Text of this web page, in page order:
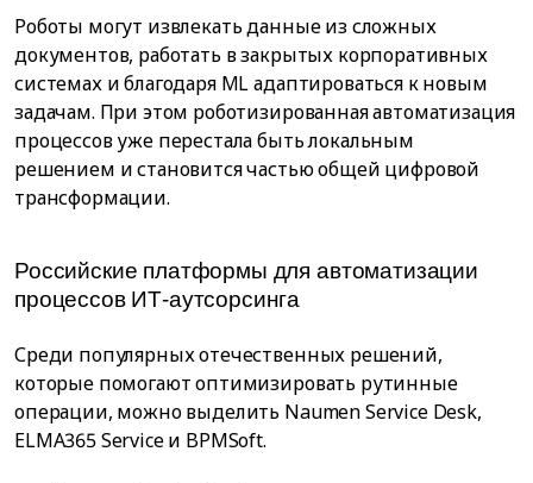
Роботы могут извлекать данные из сложных
документов, работать в закрытых корпоративных
системах и благодаря ML адаптироваться к новым
задачам. При этом роботизированная автоматизация
процессов уже перестала быть локальным
решением и становится частью общей цифровой
трансформации.
Российские платформы для автоматизации
процессов ИТ-аутсорсинга
Среди популярных отечественных решений,
которые помогают оптимизировать рутинные
операции, можно выделить Naumen Service Desk,
ELMA365 Service и BPMSoft.